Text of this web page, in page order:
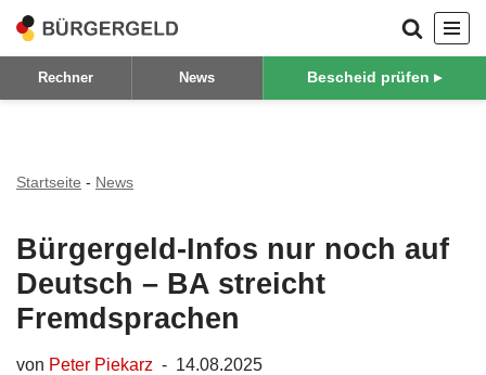
Zum
Inhalt
Rechner News Bescheid prüfen ▸
Startseite - News
Bürgergeld-Infos nur noch auf
Deutsch – BA streicht
Fremdsprachen
von Peter Piekarz 14.08.2025